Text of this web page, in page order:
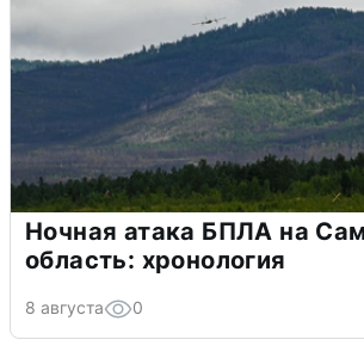
Ночная атака БПЛА на
область: хронология
8 августа 0